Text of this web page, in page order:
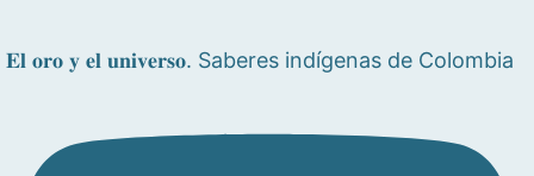
𝐄𝐥 𝐨𝐫𝐨 𝐲 𝐞𝐥 𝐮𝐧𝐢𝐯𝐞𝐫𝐬𝐨. Saberes indígenas de Colombia